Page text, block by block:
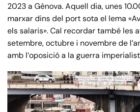
2023 a Gènova. Aquell dia, unes
marxar dins del port sota el lema
els salaris». Cal recordar també les
setembre, octubre i novembre de
amb l’oposició a la guerra